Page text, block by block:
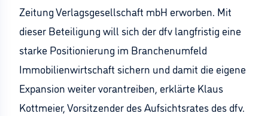
Zeitung Verlagsgesellschaft mbH erworben. Mit
dieser Beteiligung will sich der dfv langfristig eine
starke Positionierung im Branchenumfeld
Immobilienwirtschaft sichern und damit die eigene
Expansion weiter vorantreiben, erklärte Klaus
Kottmeier, Vorsitzender des Aufsichtsrates des dfv.